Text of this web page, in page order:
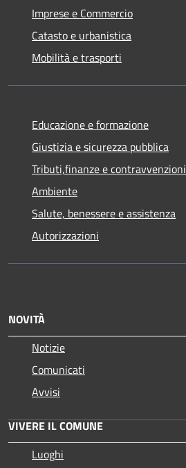
Imprese e Commercio
Catasto e urbanistica
Mobilità e trasporti
Educazione e formazione
Giustizia e sicurezza pubblica
Tributi,finanze e contravvenzioni
Ambiente
Salute, benessere e assistenza
Autorizzazioni
NOVITÀ
Notizie
Comunicati
Avvisi
VIVERE IL COMUNE
Luoghi